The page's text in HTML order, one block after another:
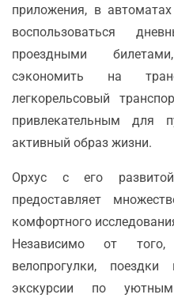
приложения, в
воспользоваться
проездными
сэкономить на
легкорельсовый
привлекательным для
активный образ жизни.
Орхус с его развитой
предоставляет
комфортного
Независимо от
велопрогулки,
экскурсии по